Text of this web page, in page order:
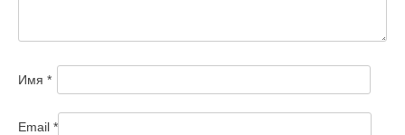
Имя *
Email *